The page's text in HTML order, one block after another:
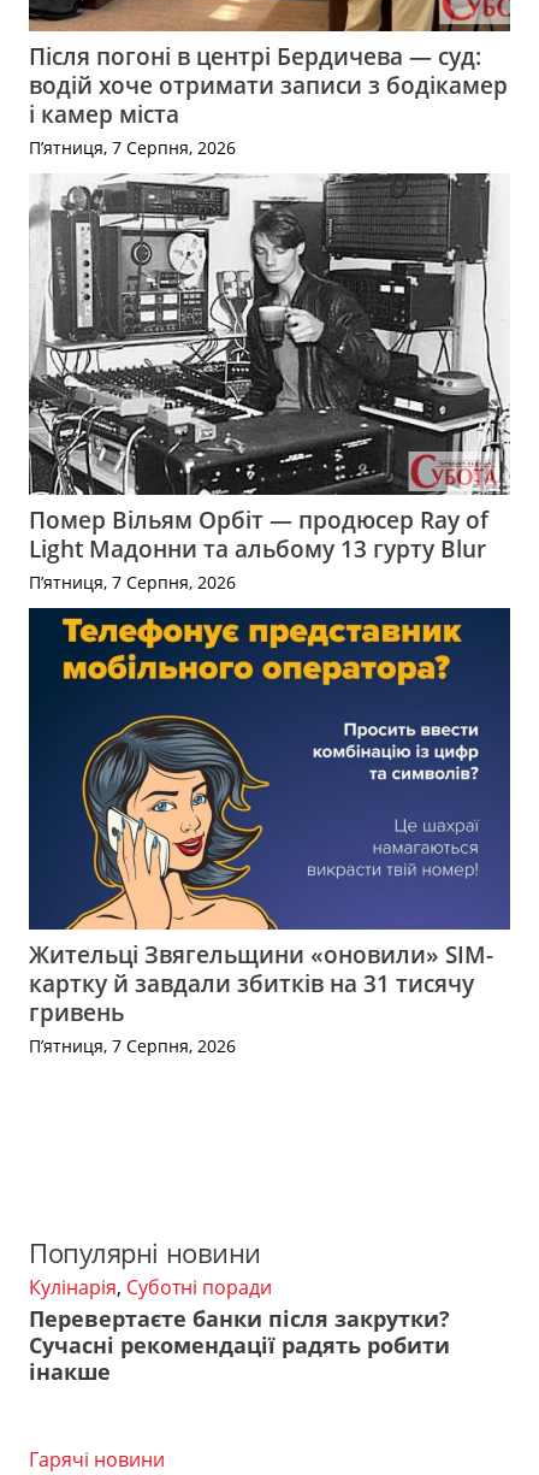
Після погоні в центрі Бердичева — суд:
водій хоче отримати записи з бодікамер
і камер міста
П’ятниця, 7 Серпня, 2026
Помер Вільям Орбіт — продюсер Ray of
Light Мадонни та альбому 13 гурту Blur
П’ятниця, 7 Серпня, 2026
Жительці Звягельщини «оновили» SIM-
картку й завдали збитків на 31 тисячу
гривень
П’ятниця, 7 Серпня, 2026
Популярні новини
Кулінарія, Суботні поради
Перевертаєте банки після закрутки?
Сучасні рекомендації радять робити
інакше
Гарячі новини